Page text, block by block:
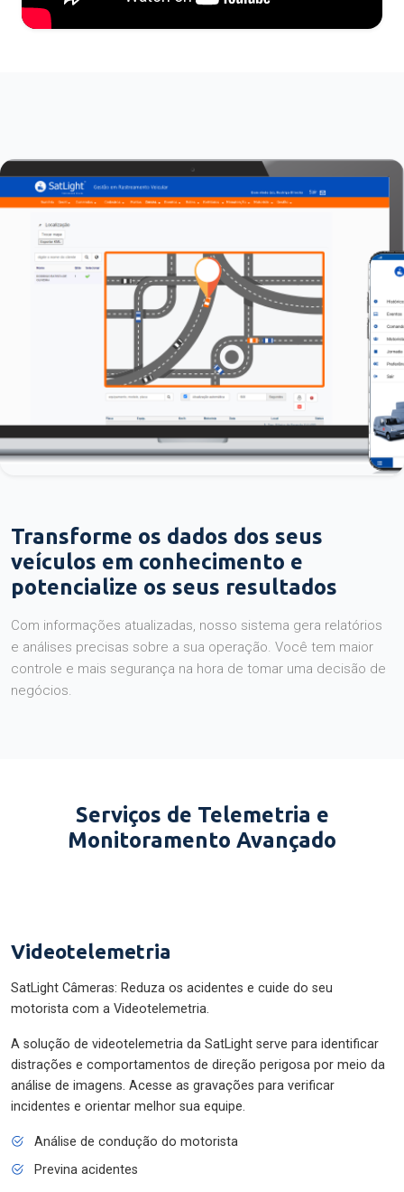
Transforme os dados dos seus
veículos em conhecimento e
potencialize os seus resultados
Com informações atualizadas, nosso sistema gera relatórios
e análises precisas sobre a sua operação. Você tem maior
controle e mais segurança na hora de tomar uma decisão de
negócios.
Serviços de Telemetria e
Monitoramento Avançado
Videotelemetria
SatLight Câmeras: Reduza os acidentes e cuide do seu
motorista com a Videotelemetria.
A solução de videotelemetria da SatLight serve para identificar
distrações e comportamentos de direção perigosa por meio da
análise de imagens. Acesse as gravações para verificar
incidentes e orientar melhor sua equipe.
Análise de condução do motorista
Previna acidentes